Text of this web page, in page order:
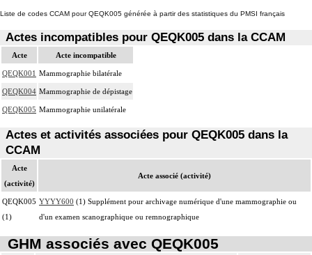
Liste de codes CCAM pour QEQK005 générée à partir des statistiques du PMSI français
Actes incompatibles pour QEQK005 dans la CCAM
Acte Acte incompatible
QEQK001 Mammographie bilatérale
QEQK004 Mammographie de dépistage
QEQK005 Mammographie unilatérale
Actes et activités associées pour QEQK005 dans la
CCAM
Acte
(activité)
Acte associé (activité)
QEQK005
(1)
YYYY600 (1) Supplément pour archivage numérique d'une mammographie ou
d'un examen scanographique ou remnographique
GHM associés avec QEQK005